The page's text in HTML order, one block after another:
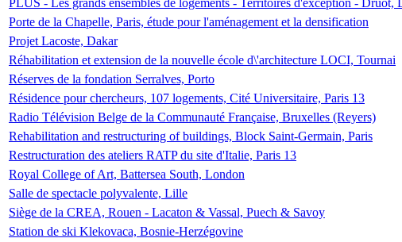
PLUS - Les grands ensembles de logements - Territoires d'exception - Druot,
Porte de la Chapelle, Paris, étude pour l'aménagement et la densification
Projet Lacoste, Dakar
Réhabilitation et extension de la nouvelle école d\'architecture LOCI, Tournai
Réserves de la fondation Serralves, Porto
Résidence pour chercheurs, 107 logements, Cité Universitaire, Paris 13
Radio Télévision Belge de la Communauté Française, Bruxelles (Reyers)
Rehabilitation and restructuring of buildings, Block Saint-Germain, Paris
Restructuration des ateliers RATP du site d'Italie, Paris 13
Royal College of Art, Battersea South, London
Salle de spectacle polyvalente, Lille
Siège de la CREA, Rouen - Lacaton & Vassal, Puech & Savoy
Station de ski Klekovaca, Bosnie-Herzégovine